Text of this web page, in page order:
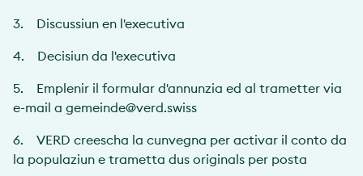
3. Discussiun en l'executiva
4. Decisiun da l'executiva
5. Emplenir il formular d'annunzia ed al trametter via
e-mail a gemeinde@verd.swiss
6. VERD creescha la cunvegna per activar il conto da
la populaziun e trametta dus originals per posta